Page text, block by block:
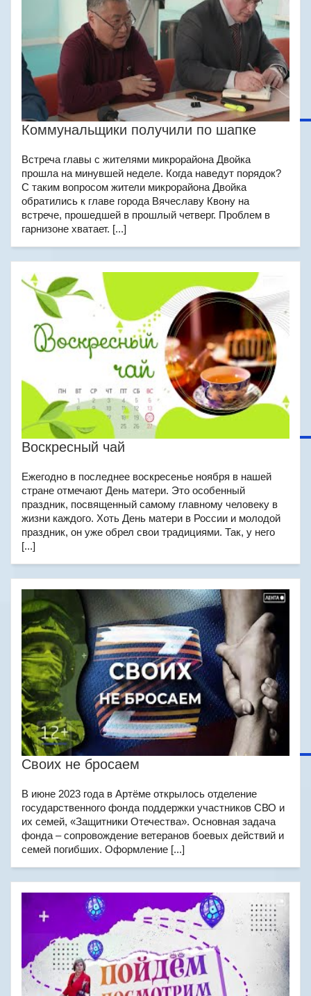
Коммунальщики получили по шапке
Встреча главы с жителями микрорайона Двойка
прошла на минувшей неделе. Когда наведут порядок?
С таким вопросом жители микрорайона Двойка
обратились к главе города Вячеславу Квону на
встрече, прошедшей в прошлый четверг. Проблем в
гарнизоне хватает. [...]
Воскресный чай
Ежегодно в последнее воскресенье ноября в нашей
стране отмечают День матери. Это особенный
праздник, посвященный самому главному человеку в
жизни каждого. Хоть День матери в России и молодой
праздник, он уже обрел свои традициями. Так, у него
[...]
Своих не бросаем
В июне 2023 года в Артёме открылось отделение
государственного фонда поддержки участников СВО и
их семей, «Защитники Отечества». Основная задача
фонда – сопровождение ветеранов боевых действий и
семей погибших. Оформление [...]